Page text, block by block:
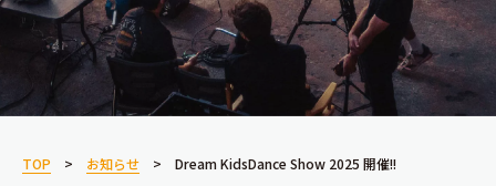
TOP お知らせ Dream KidsDance Show 2025 開催!!